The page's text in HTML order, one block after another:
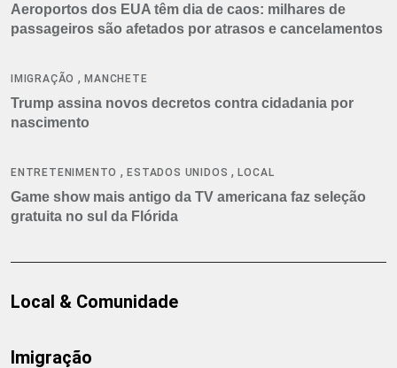
Aeroportos dos EUA têm dia de caos: milhares de
passageiros são afetados por atrasos e cancelamentos
IMIGRAÇÃO ,MANCHETE
Trump assina novos decretos contra cidadania por
nascimento
ENTRETENIMENTO ,ESTADOS UNIDOS ,LOCAL
Game show mais antigo da TV americana faz seleção
gratuita no sul da Flórida
Local & Comunidade
Imigração